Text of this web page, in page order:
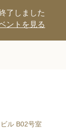
了しました
ントを見る
ル B02号室